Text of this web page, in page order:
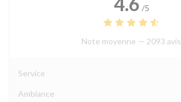
/5
Note moyenne — 2093 avis
Service
Ambiance